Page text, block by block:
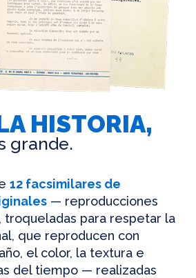
HISTORIA,
grande.
12 facsimilares de
— reproducciones
troqueladas para respetar la
que reproducen con
el color, la textura e
del tiempo — realizadas